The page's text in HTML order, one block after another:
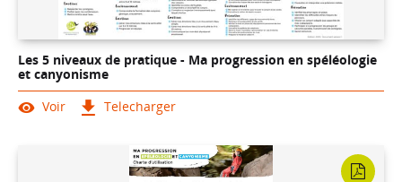
Les 5 niveaux de pratique - Ma progression en spéléologie
et canyonisme
Voir
Telecharger